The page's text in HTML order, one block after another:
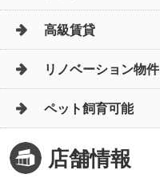
高級賃貸
リノベーション物件
ペット飼育可能
店舗情報